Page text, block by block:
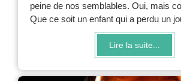
peine de nos semblables. Oui, mais
Que ce soit un enfant qui a perdu un
Lire la suite...